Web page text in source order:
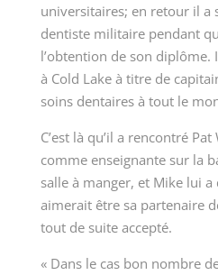
universitaires; en retour il a
dentiste militaire pendant
l’obtention de son diplôme.
à Cold Lake à titre de
soins dentaires à tout le
C’est là qu’il a rencontré
comme enseignante sur la
salle à manger, et Mike lui
aimerait être sa partenaire
tout de suite accepté.
« Dans le cas bon nombre